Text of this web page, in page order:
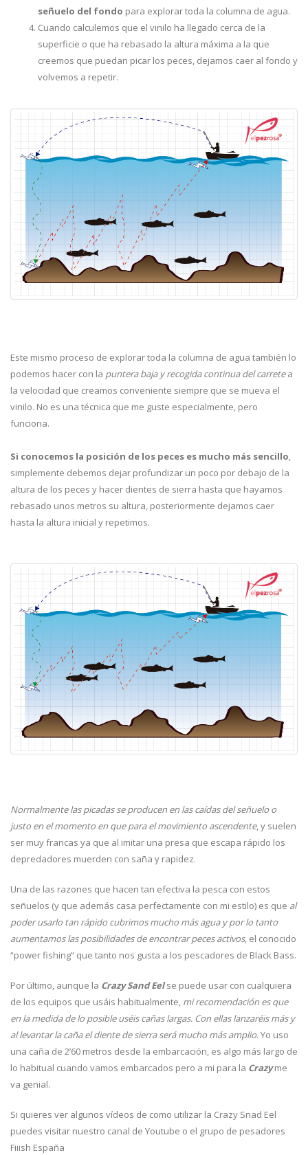
señuelo del fondo para explorar toda la columna de agua.
Cuando calculemos que el vinilo ha llegado cerca de la
superficie o que ha rebasado la altura máxima a la que
creemos que puedan picar los peces, dejamos caer al fondo y
volvemos a repetir.
Este mismo proceso de explorar toda la columna de agua también lo
podemos hacer con la puntera baja y recogida continua del carretea
la velocidad que creamos conveniente siempre que se mueva el
vinilo. No es una técnica que me guste especialmente, pero
funciona.
Si conocemos la posición de los peces es mucho más sencillo,
simplemente debemos dejar profundizar un poco por debajo de la
altura de los peces y hacer dientes de sierra hasta que hayamos
rebasado unos metros su altura, posteriormente dejamos caer
hasta la altura inicial y repetimos.
Normalmente las picadas se producen en las caídas del señuelo o
justo en el momento en que para el movimiento ascendente, y suelen
ser muy francas ya que al imitar una presa que escapa rápido los
depredadores muerden con saña y rapidez.
Una de las razones que hacen tan efectiva la pesca con estos
señuelos (y que además casa perfectamente con mi estilo) es que al
poder usarlo tan rápido cubrimos mucho más agua y por lo tanto
aumentamos las posibilidades de encontrar peces activos, el conocido
“power fishing” que tanto nos gusta a los pescadores de Black Bass.
Por último, aunque la Crazy Sand Eelse puede usar con cualquiera
de los equipos que usáis habitualmente, mi recomendación es que
en la medida de lo posible uséis cañas largas. Con ellas lanzaréis más y
al levantar la caña el diente de sierra será mucho más amplio. Yo uso
una caña de 2’60 metros desde la embarcación, es algo más largo de
lo habitual cuando vamos embarcados pero a mi para la Crazyme
va genial.
Si quieres ver algunos vídeos de como utilizar la Crazy Snad Eel
puedes visitar nuestro canal de Youtube o el grupo de pesadores
Fiiish España